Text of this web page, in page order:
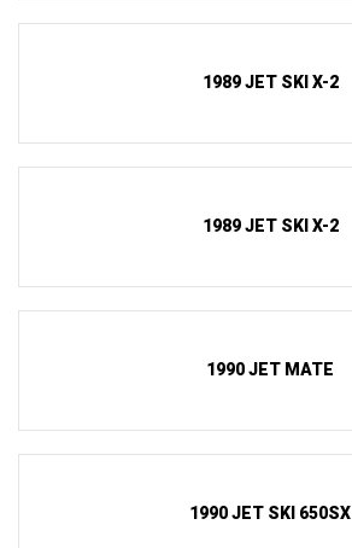
1989 JET SKI X-2
1989 JET SKI X-2
1990 JET MATE
1990 JET SKI 650SX